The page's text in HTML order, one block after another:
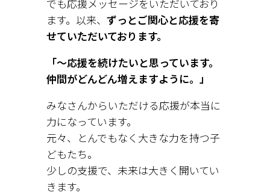
でも応援メッセージをいただいており
ます。以来、 ずっとご関心と応援を寄
せていただいております。
「〜応援を続けたいと思っています。
仲間がどんどん増えますように。」
みなさんからいただける応援が本当に
力になっています。
元々、とんでもなく大きな力を持つ子
どもたち。
少しの支援で、未来は大きく開いてい
きます。